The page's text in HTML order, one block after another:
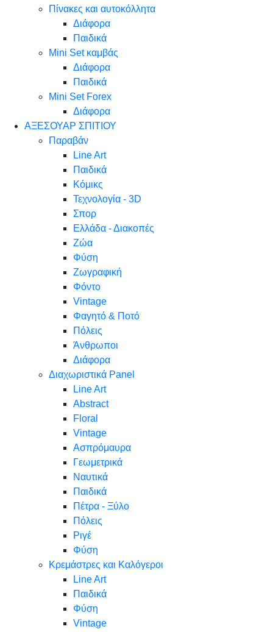
Πίνακες και αυτοκόλλητα
Διάφορα
Παιδικά
Mini Set καμβάς
Διάφορα
Παιδικά
Mini Set Forex
Διάφορα
ΑΞΕΣΟΥΑΡ ΣΠΙΤΙΟΥ
Παραβάν
Line Art
Παιδικά
Κόμικς
Τεχνολογία - 3D
Σπορ
Ελλάδα - Διακοπές
Ζώα
Φύση
Ζωγραφική
Φόντο
Vintage
Φαγητό & Ποτό
Πόλεις
Άνθρωποι
Διάφορα
Διαχωριστικά Panel
Line Art
Abstract
Floral
Vintage
Ασπρόμαυρα
Γεωμετρικά
Ναυτικά
Παιδικά
Πέτρα - Ξύλο
Πόλεις
Ριγέ
Φύση
Κρεμάστρες και Καλόγεροι
Line Art
Παιδικά
Φύση
Vintage